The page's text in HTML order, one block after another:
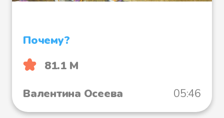
Почему?
81.1 М
Валентина Осеева
05:46